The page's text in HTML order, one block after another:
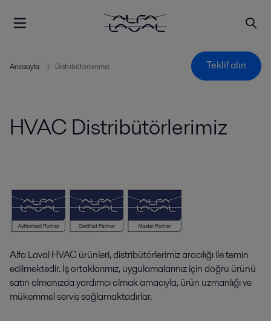
Anasayfa Distribütörlerimiz Teklif alın
HVAC Distribütörlerimiz
Alfa Laval HVAC ürünleri, distribütörlerimiz aracılığı ile temin
edilmektedir. İş ortaklarımız, uygulamalarınız için doğru ürünü
satın almanızda yardımcı olmak amacıyla, ürün uzmanlığı ve
mükemmel servis sağlamaktadırlar.